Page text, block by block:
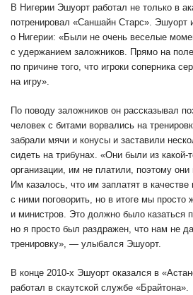
В Нигерии Эшуорт работал не только в
потренировал «Саншайн Старс». Эшуорт
о Нигерии: «Были не очень веселые
с удержанием заложников. Прямо на
по причине того, что игроки соперника
на игру».
По поводу заложников он рассказывал
человек с битами ворвались на
забрали мячи и конусы и заставили
сидеть на трибунах. «Они были из какой-
организации, им не платили, поэтому они
Им казалось, что им заплатят в
с ними поговорить, но в итоге мы
и министров. Это должно было казаться
но я просто был раздражен, что нам не
тренировку», — улыбался Эшуорт.
В конце 2010-х Эшуорт оказался в
работал в скаутской службе «Брайтона».